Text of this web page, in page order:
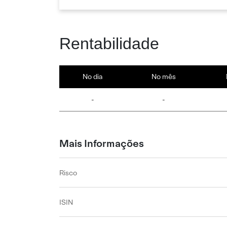
Rentabilidade
No dia No mês
- -
Mais Informações
Risco
ISIN